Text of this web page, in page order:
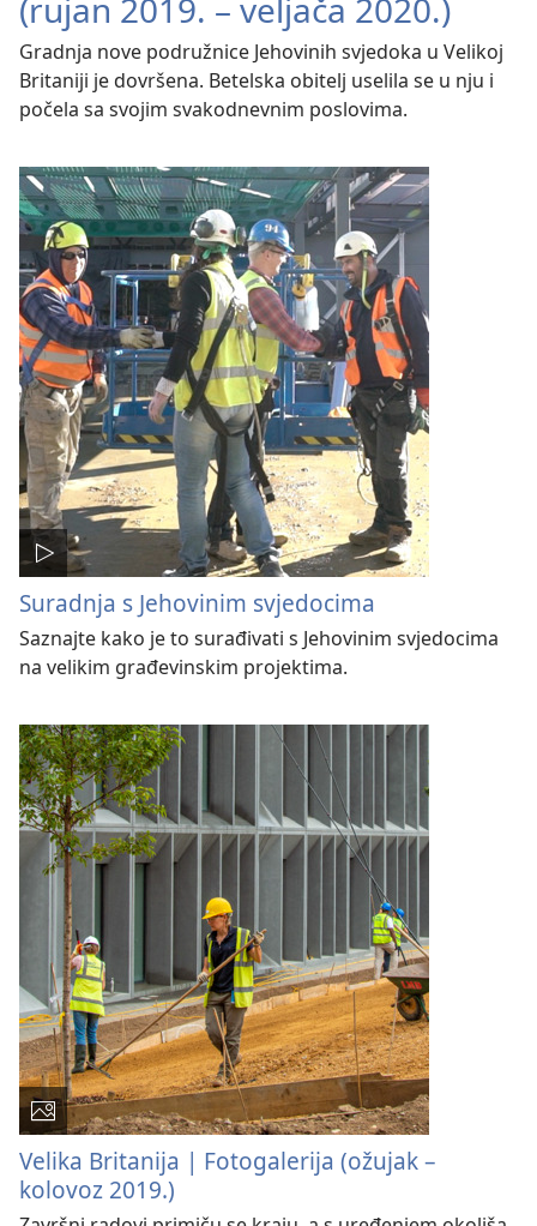
(rujan 2019. – veljača 2020.)
Gradnja nove podružnice Jehovinih svjedoka u Velikoj
Britaniji je dovršena. Betelska obitelj uselila se u nju i
počela sa svojim svakodnevnim poslovima.
Suradnja s Jehovinim svjedocima
Saznajte kako je to surađivati s Jehovinim svjedocima
na velikim građevinskim projektima.
Velika Britanija | Fotogalerija (ožujak –
kolovoz 2019.)